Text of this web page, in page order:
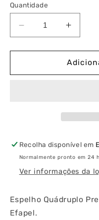
Quantidade
Diminuir
a
quantidade
Espelho
a
de
Recolha disponível em
Normalmente pronto em 24
Ver informações da
Espelho Quádruplo
Efapel.